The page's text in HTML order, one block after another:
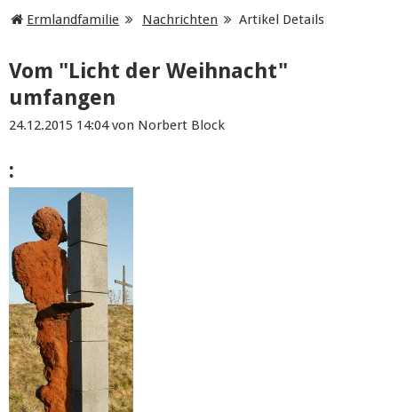
Ermlandfamilie Nachrichten Artikel Details
Vom "Licht der Weihnacht"
umfangen
24.12.2015 14:04von Norbert Block
: